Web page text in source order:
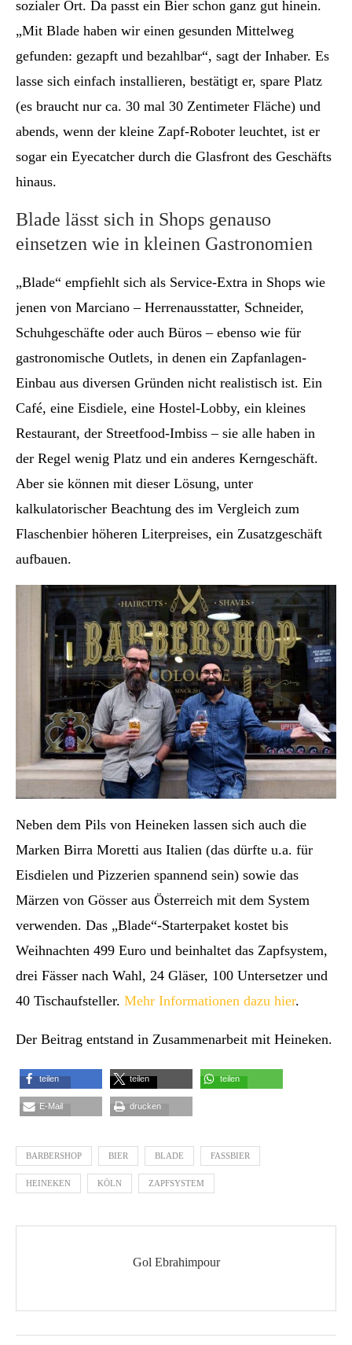
sozialer Ort. Da passt ein Bier schon ganz gut hinein.
„Mit Blade haben wir einen gesunden Mittelweg
gefunden: gezapft und bezahlbar“, sagt der Inhaber. Es
lasse sich einfach installieren, bestätigt er, spare Platz
(es braucht nur ca. 30 mal 30 Zentimeter Fläche) und
abends, wenn der kleine Zapf-Roboter leuchtet, ist er
sogar ein Eyecatcher durch die Glasfront des Geschäfts
hinaus.
Blade lässt sich in Shops genauso
einsetzen wie in kleinen Gastronomien
„Blade“ empfiehlt sich als Service-Extra in Shops wie
jenen von Marciano – Herrenausstatter, Schneider,
Schuhgeschäfte oder auch Büros – ebenso wie für
gastronomische Outlets, in denen ein Zapfanlagen-
Einbau aus diversen Gründen nicht realistisch ist. Ein
Café, eine Eisdiele, eine Hostel-Lobby, ein kleines
Restaurant, der Streetfood-Imbiss – sie alle haben in
der Regel wenig Platz und ein anderes Kerngeschäft.
Aber sie können mit dieser Lösung, unter
kalkulatorischer Beachtung des im Vergleich zum
Flaschenbier höheren Literpreises, ein Zusatzgeschäft
aufbauen.
Neben dem Pils von Heineken lassen sich auch die
Marken Birra Moretti aus Italien (das dürfte u.a. für
Eisdielen und Pizzerien spannend sein) sowie das
Märzen von Gösser aus Österreich mit dem System
verwenden. Das „Blade“-Starterpaket kostet bis
Weihnachten 499 Euro und beinhaltet das Zapfsystem,
drei Fässer nach Wahl, 24 Gläser, 100 Untersetzer und
40 Tischaufsteller. Mehr Informationen dazu hier.
Der Beitrag entstand in Zusammenarbeit mit Heineken.
teilen teilen teilen
E-Mail drucken
BARBERSHOP BIER BLADE FASSBIER
HEINEKEN KÖLN ZAPFSYSTEM
Gol Ebrahimpour